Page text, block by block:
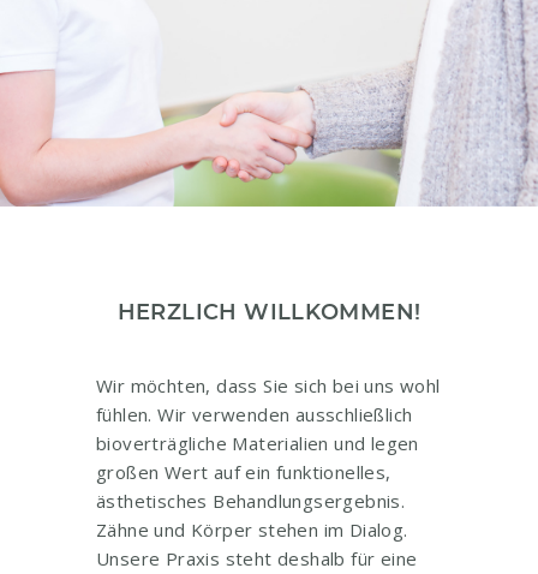
HERZLICH WILLKOMMEN!
Wir möchten, dass Sie sich bei uns wohl
fühlen. Wir verwenden ausschließlich
bioverträgliche Materialien und legen
großen Wert auf ein funktionelles,
ästhetisches Behandlungsergebnis.
Zähne und Körper stehen im Dialog.
Unsere Praxis steht deshalb für eine